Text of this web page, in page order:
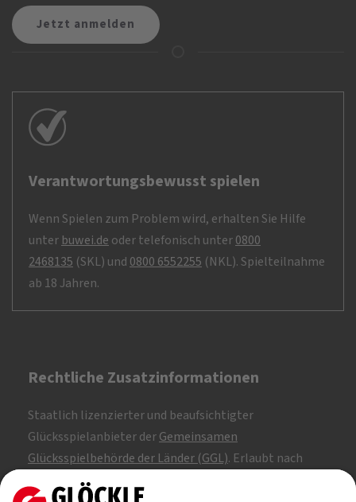
Verantwortungsbewusst spielen
Wenn Spielen zum Problem wird, erhalten Sie Hilfe
unter buwei.de oder telefonisch unter0800
2468135 (SKL) und 0800 6552255 (NKL). Spielteilnahme
ab 18 Jahren.
Rechtliche Zusatzinformationen
Staatlich lizenzierter und beaufsichtigter
Glücksspielanbieter derGemeinsamen
Glücksspielbehörde der Länder (GGL). Erlaubt nach
Whitelist.